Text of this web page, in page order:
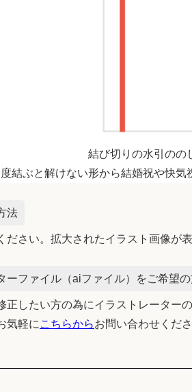
結び切りの水引のの
結ぶと解けない形から結婚祝や快気
法
ださい。拡大されたイラスト画像が
ーファイル（aiファイル）をご希望
正したい方の為にイラストレータ
気軽に こちらからお問い合わせくださ